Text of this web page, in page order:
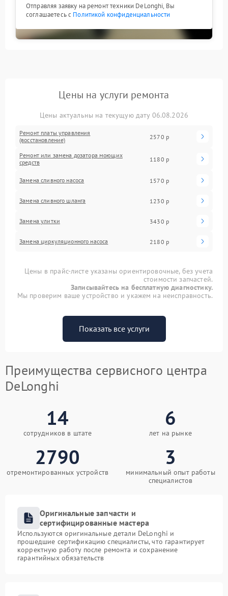
Отправляя заявку на ремонт техники DeLonghi, Вы
соглашаетесь с Политикой конфиденциальности
Цены на услуги ремонта
Цены актуальны на текущую дату 06.08.2026
Ремонт платы управления
(восстановление)
2570 р
Ремонт или замена дозатора моющих
средств
1180 р
Замена сливного насоса 1570 р
Замена сливного шланга 1230 р
Замена улитки 3430 р
Замена циркуляционного насоса 2180 р
Цены в прайс-листе указаны ориентировочные, без учета
стоимости запчастей.
Записывайтесь на бесплатную диагностику.
Мы проверим ваше устройство и укажем на неисправность.
Показать все услуги
Преимущества сервисного центра
DeLonghi
14
сотрудников в штате
6
лет на рынке
2790
отремонтированных устройств
3
минимальный опыт работы
специалистов
Оригинальные запчасти и
сертифицированные мастера
Используются оригинальные детали DeLonghi и
прошедшие сертификацию специалисты, что гарантирует
корректную работу после ремонта и сохранение
гарантийных обязательств